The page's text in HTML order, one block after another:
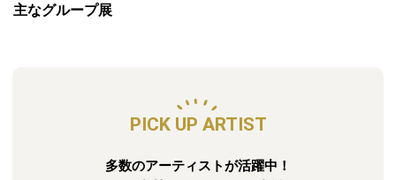
主なグループ展
PICK UP ARTIST
多数のアーティストが活躍中！